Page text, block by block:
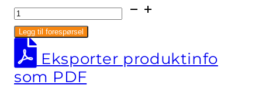
Brødkurv,
lys
trefarge
Oval,
smal
Legg til forespørsel
Eksporter produktinfo
som PDF